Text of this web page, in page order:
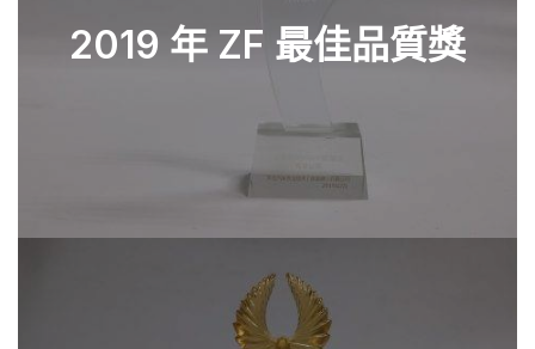
2019 年 ZF 最佳品質獎
查看零件